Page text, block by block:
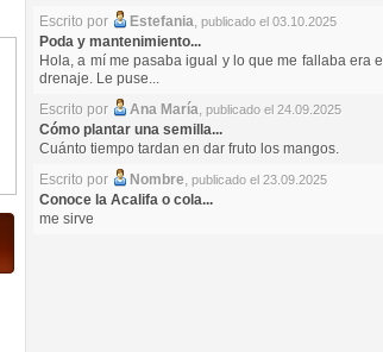
Escrito por
Estefania, publicado el 03.10.2025
Poda y mantenimiento...
Hola, a mí me pasaba igual y lo que me fallaba era el
drenaje. Le puse...
Escrito por
Ana María, publicado el 24.09.2025
Cómo plantar una semilla...
Cuánto tiempo tardan en dar fruto los mangos.
Escrito por
Nombre, publicado el 23.09.2025
Conoce la Acalifa o cola...
me sirve